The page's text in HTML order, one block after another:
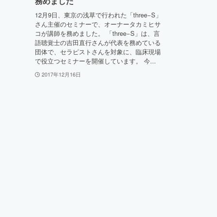
12月9日、東京の浅草で行われた「three−S」
さん主催のセミナーで、オーナータカミヒサ
コが講師を務めました。 「three−S」は、言
語聴覚士の吉田直行さんが代表を務めている
団体で、セラピストさんを対象に、臨床現場
で役立つセミナーを開催しています。 今...
2017年12月16日